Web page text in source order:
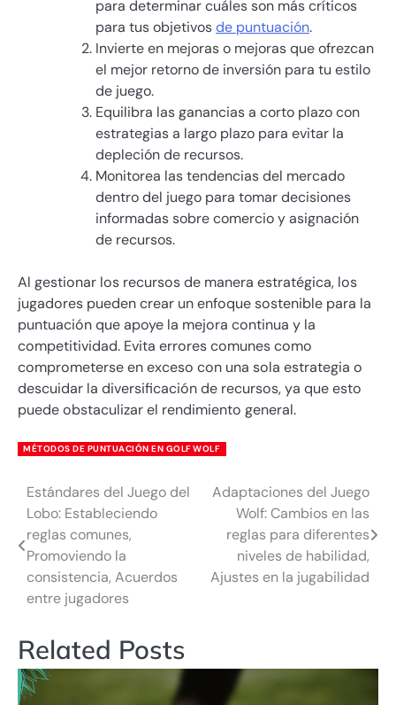
para determinar cuáles son más críticos
para tus objetivosde puntuación.
Invierte en mejoras o mejoras que ofrezcan
el mejor retorno de inversión para tu estilo
de juego.
Equilibra las ganancias a corto plazo con
estrategias a largo plazo para evitar la
depleción de recursos.
Monitorea las tendencias del mercado
dentro del juego para tomar decisiones
informadas sobre comercio y asignación
de recursos.
Al gestionar los recursos de manera estratégica, los
jugadores pueden crear un enfoque sostenible para la
puntuación que apoye la mejora continua y la
competitividad. Evita errores comunes como
comprometerse en exceso con una sola estrategia o
descuidar la diversificación de recursos, ya que esto
puede obstaculizar el rendimiento general.
MÉTODOS DE PUNTUACIÓN EN GOLF WOLF
Post
navigation
Estándares del Juego del
Lobo: Estableciendo
reglas comunes,
Promoviendo la
consistencia, Acuerdos
entre jugadores
Adaptaciones del Juego
Wolf: Cambios en las
reglas para diferentes
niveles de habilidad,
Ajustes en la jugabilidad
Related Posts